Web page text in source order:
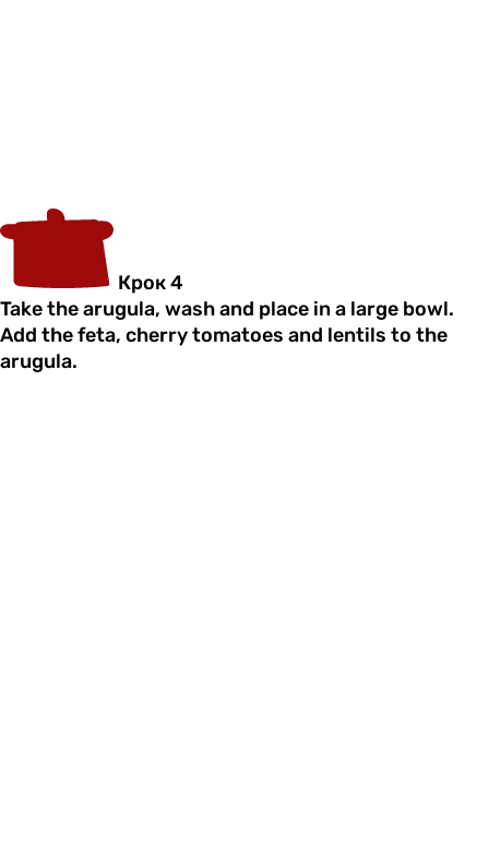
Крок 4
Take the arugula, wash and place in a large bowl.
Add the feta, cherry tomatoes and lentils to the
arugula.